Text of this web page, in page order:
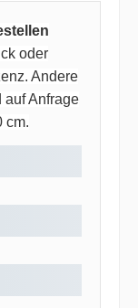
oder
Andere
auf Anfrage
cm.